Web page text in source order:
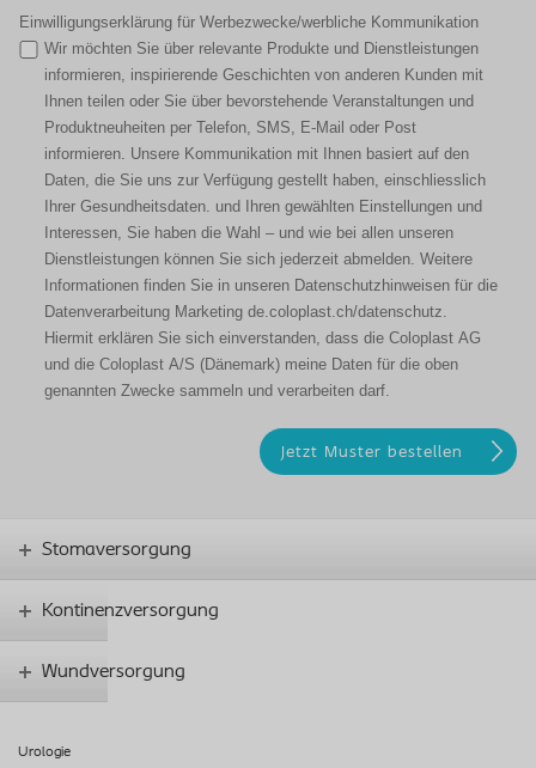
Einwilligungserklärung für Werbezwecke/werbliche Kommunikation
Wir möchten Sie über relevante Produkte und Dienstleistungen
informieren, inspirierende Geschichten von anderen Kunden mit
Ihnen teilen oder Sie über bevorstehende Veranstaltungen und
Produktneuheiten per Telefon, SMS, E-Mail oder Post
informieren. Unsere Kommunikation mit Ihnen basiert auf den
Daten, die Sie uns zur Verfügung gestellt haben, einschliesslich
Ihrer Gesundheitsdaten. und Ihren gewählten Einstellungen und
Interessen, Sie haben die Wahl – und wie bei allen unseren
Dienstleistungen können Sie sich jederzeit abmelden. Weitere
Informationen finden Sie in unseren Datenschutzhinweisen für die
Datenverarbeitung Marketing de.coloplast.ch/datenschutz.
Hiermit erklären Sie sich einverstanden, dass die Coloplast AG
und die Coloplast A/S (Dänemark) meine Daten für die oben
genannten Zwecke sammeln und verarbeiten darf.
Stomaversorgung
Kontinenzversorgung
Wundversorgung
Urologie